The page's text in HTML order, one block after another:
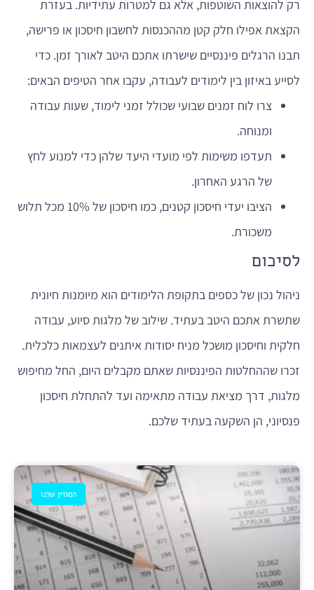
רק להוצאות השוטפות, אלא גם למטרות עתידיות. בעזרת
הקצאת אפילו חלק קטן מההכנסות לחשבון חיסכון או פרישה,
תבנו הרגלים פיננסיים שישרתו אתכם היטב לאורך זמן. כדי
לסייע באיזון בין לימודים לעבודה, עקבו אחר הטיפים הבאים:
צרו לוח זמנים שבועי שכולל זמני לימוד, שעות עבודה
ומנוחה.
תעדפו משימות לפי מועדי היעד שלהן כדי למנוע לחץ
של הרגע האחרון.
הציבו יעדי חיסכון קטנים, כמו חיסכון של 10% מכל תלוש
משכורת.
לסיכום
ניהול נכון של כספים בתקופת הלימודים הוא מיומנות חיונית
שתשרת אתכם היטב בעתיד. שילוב של מלגות סיוע, עבודה
חלקית וחיסכון מושכל מניח יסודות איתנים לעצמאות כלכלית.
זכרו שההחלטות הפיננסיות שאתם מקבלים היום, החל מחיפוש
מלגות, דרך מציאת עבודה מתאימה ועד להתחלת חיסכון
פנסיוני, הן השקעה בעתיד שלכם.
המגזין שלנו